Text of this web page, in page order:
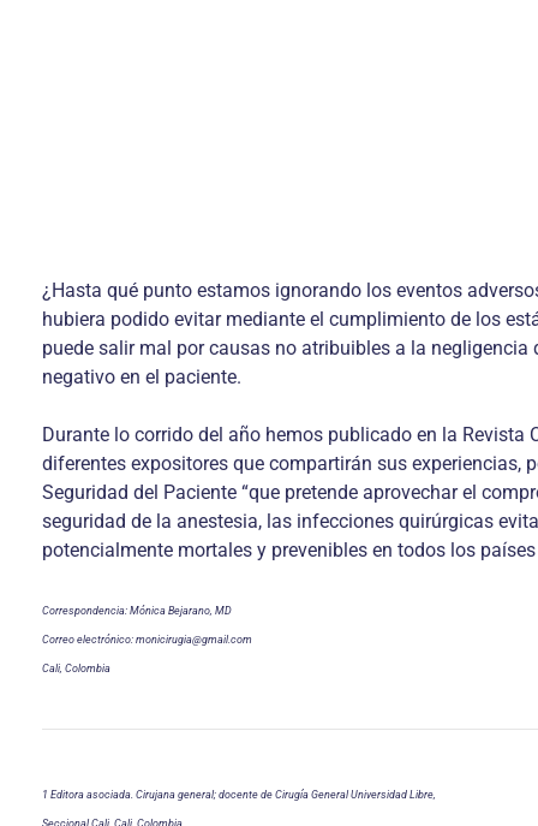
¿Hasta qué punto estamos ignorando los eventos
hubiera podido evitar mediante el cumplimiento de los
puede salir mal por causas no atribuibles a la
negativo en el paciente.
Durante lo corrido del año hemos publicado en la
diferentes expositores que compartirán sus
Seguridad del Paciente “que pretende aprovechar el
seguridad de la anestesia, las infecciones quirúrgicas
potencialmente mortales y prevenibles en todos los
Correspondencia: Mónica Bejarano, MD
Correo electrónico: monicirugia@gmail.com
Cali, Colombia
1 Editora asociada. Cirujana general; docente de Cirugía General Universidad Libre,
Seccional Cali, Cali, Colombia